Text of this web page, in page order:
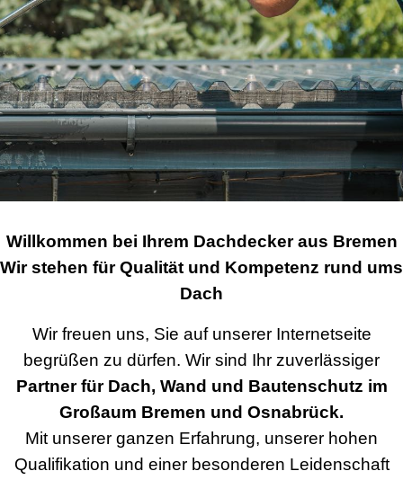
Willkommen bei Ihrem Dachdecker aus Bremen
Wir stehen für Qualität und Kompetenz rund ums
Dach
Wir freuen uns, Sie auf unserer Internetseite
begrüßen zu dürfen. Wir sind Ihr zuverlässiger
Partner für Dach, Wand und Bautenschutz im
Großaum Bremen und Osnabrück.
Mit unserer ganzen Erfahrung, unserer hohen
Qualifikation und einer besonderen Leidenschaft